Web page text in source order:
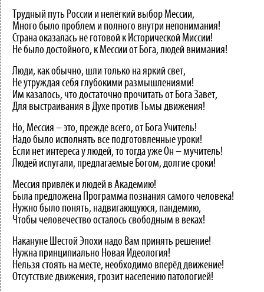
Трудный путь России и нелёгкий выбор Мессии,
Много было проблем и полного внутри непонимания!
Страна оказалась не готовой к Исторической Миссии!
Не было достойного, к Мессии от Бога, людей внимания!
Люди, как обычно, шли только на яркий свет,
Не утруждая себя глубокими размышлениями!
Им казалось, что достаточно прочитать от Бога Завет,
Для выстраивания в Духе против Тьмы движения!
Но, Мессия – это, прежде всего, от Бога Учитель!
Надо было исполнять все подготовленные уроки!
Если нет интереса у людей, то тогда уже Он – мучитель!
Людей испугали, предлагаемые Богом, долгие сроки!
Мессия привлёк и людей в Академию!
Была предложена Программа познания самого человека!
Нужно было понять, надвигающуюся, пандемию,
Чтобы человечество осталось свободным в веках!
Накануне Шестой Эпохи надо Вам принять решение!
Нужна принципиально Новая Идеология!
Нельзя стоять на месте, необходимо вперёд движение!
Отсутствие движения, грозит населению патологией!